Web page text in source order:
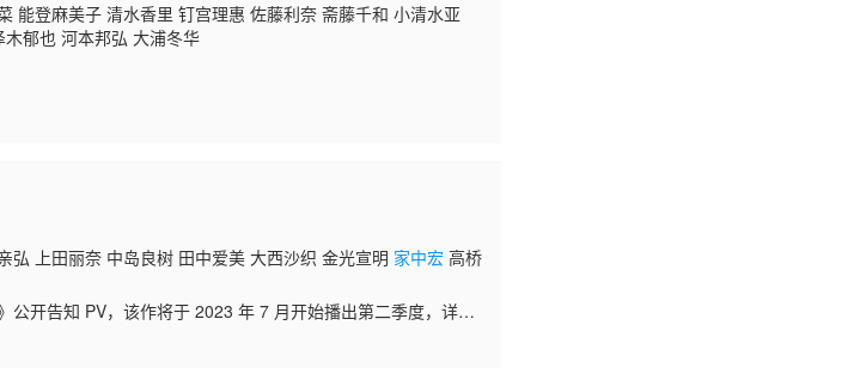
能登麻美子 清水香里 钉宫理惠 佐藤利奈 斋藤千和 小清水亚
郁也 河本邦弘 大浦冬华
弘 上田丽奈 中岛良树 田中爱美 大西沙织 金光宣明 家中宏 高桥
公开告知 PV，该作将于 2023 年 7 月开始播出第二季度，详情